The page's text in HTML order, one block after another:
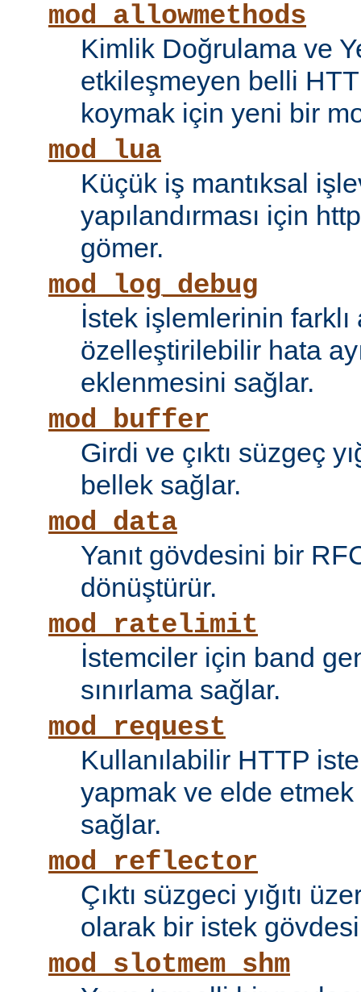
mod_allowmethods
Kimlik Doğrulama ve
etkileşmeyen belli
koymak için yeni bir
mod_lua
Küçük iş mantıksal
yapılandırması için
gömer.
mod_log_debug
İstek işlemlerinin farklı
özelleştirilebilir hata
eklenmesini sağlar.
mod_buffer
Girdi ve çıktı süzgeç
bellek sağlar.
mod_data
Yanıt gövdesini bir
dönüştürür.
mod_ratelimit
İstemciler için band
sınırlama sağlar.
mod_request
Kullanılabilir HTTP
yapmak ve elde
sağlar.
mod_reflector
Çıktı süzgeci yığıtı
olarak bir istek
mod_slotmem_shm